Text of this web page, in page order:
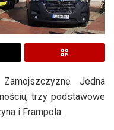
Jedna
trzy podstawowe
i Frampola.